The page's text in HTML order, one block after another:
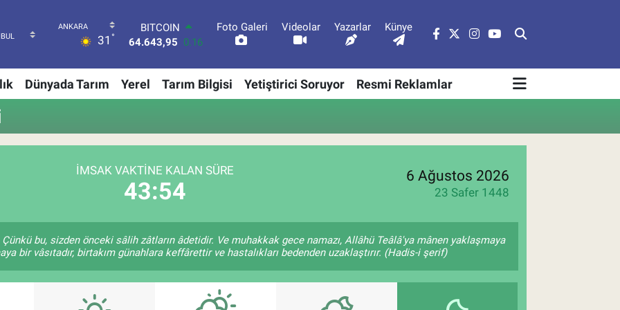
31 °
64.643,95
0.16
DOLAR
EURO
55,0250 0.02
STERLİN
13.799 70
Foto Galeri Videolar Yazarlar Künye
Dünyada Tarım Yerel Tarım Bilgisi Yetiştirici Soruyor Resmi Reklamlar
İMSAK VAKTINE KALAN SÜRE
43:53
6 Ağustos 2026
23 Safer 1448
bu, sizden önceki sâlih zâtların âdetidir. Ve muhakkak gece namazı, Allâhü Teâlâ'ya mânen yaklaşmaya
bir vâsıtadır, birtakım günahlara keffârettir ve hastalıkları bedenden uzaklaştırır. (Hadis-i şerif)